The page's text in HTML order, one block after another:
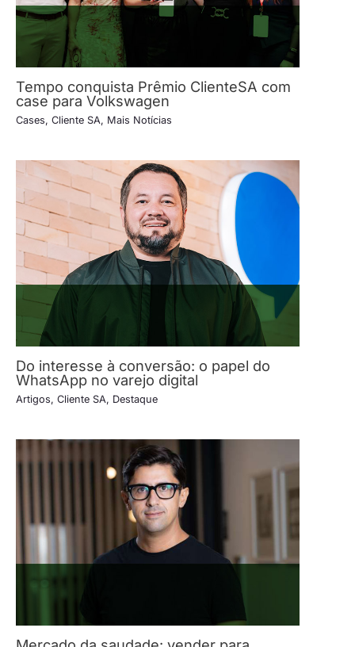
Tempo conquista Prêmio ClienteSA com
case para Volkswagen
Cases, Cliente SA, Mais Notícias
Do interesse à conversão: o papel do
WhatsApp no varejo digital
Artigos, Cliente SA, Destaque